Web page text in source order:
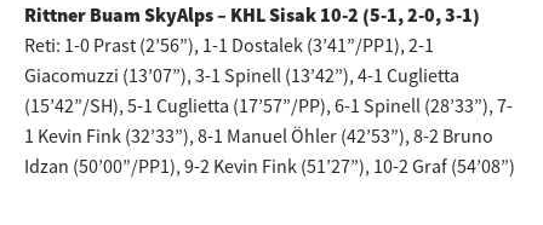
Rittner Buam SkyAlps – KHL Sisak 10-2 (5-1, 2-0, 3-1)
Reti: 1-0 Prast (2’56”), 1-1 Dostalek (3’41”/PP1), 2-1
Giacomuzzi (13’07”), 3-1 Spinell (13’42”), 4-1 Cuglietta
(15’42”/SH), 5-1 Cuglietta (17’57”/PP), 6-1 Spinell (28’33”), 7-
1 Kevin Fink (32’33”), 8-1 Manuel Öhler (42’53”), 8-2 Bruno
Idzan (50’00”/PP1), 9-2 Kevin Fink (51’27”), 10-2 Graf (54’08”)